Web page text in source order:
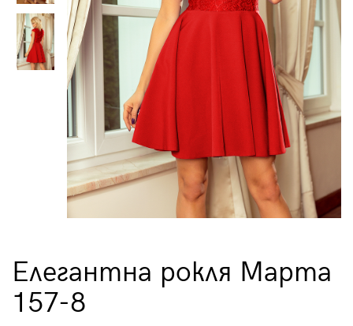
Елегантна рокля Марта
157-8